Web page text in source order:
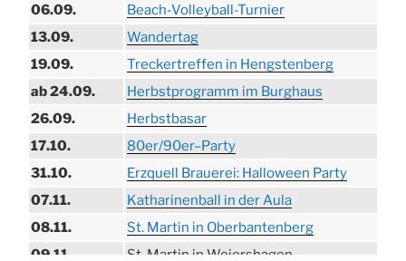
06.09.
Beach-Volleyball-Turnier
13.09.
Wandertag
19.09.
Treckertreffen in Hengstenberg
ab 24.09.
Herbstprogramm im Burghaus
26.09.
Herbstbasar
17.10.
80er/90er–Party
31.10.
Erzquell Brauerei: Halloween Party
07.11.
Katharinenball in der Aula
08.11.
St. Martin in Oberbantenberg
09.11.
St. Martin in Weiershagen